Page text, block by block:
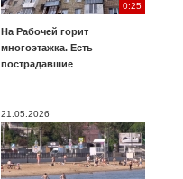
0:25
На Рабочей горит
многоэтажка. Есть
пострадавшие
21.05.2026